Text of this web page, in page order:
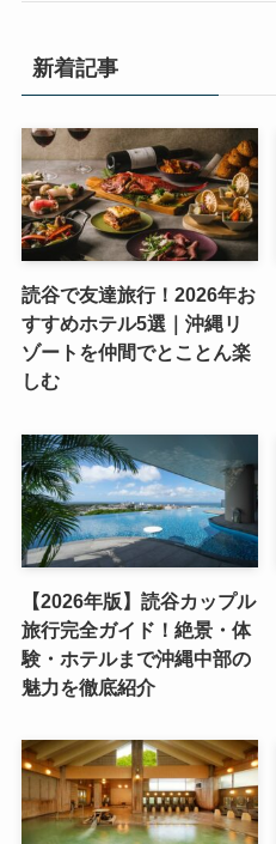
新着記事
読谷で友達旅行！2026年お
すすめホテル5選｜沖縄リ
ゾートを仲間でとことん楽
しむ
【2026年版】読谷カップル
旅行完全ガイド！絶景・体
験・ホテルまで沖縄中部の
魅力を徹底紹介